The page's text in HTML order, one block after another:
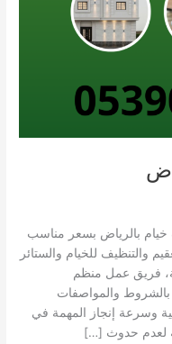
بالرياض بسعر مناسب
والتنظيف للخيام والستائر
فريق عمل منظم
والمواصفات
وسرعة إنجاز المهمة في
لعدم حدوث […]